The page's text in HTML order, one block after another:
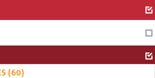
(60)